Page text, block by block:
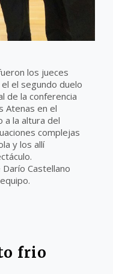
los jueces
el segundo duelo
de la conferencia
Atenas en el
a la altura del
complejas
y los allí
Castellano
frio